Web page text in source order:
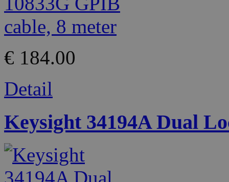
€ 184.00
Detail
Keysight 34194A Dual